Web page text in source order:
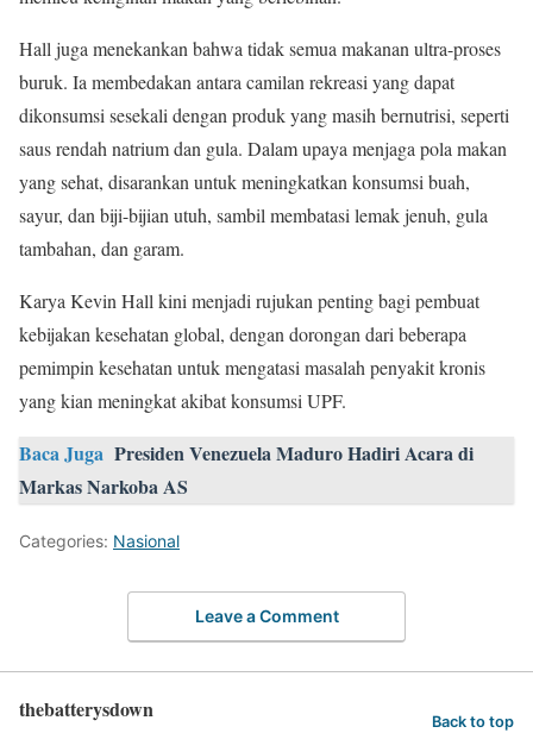
Hall juga menekankan bahwa tidak semua makanan ultra-proses
buruk. Ia membedakan antara camilan rekreasi yang dapat
dikonsumsi sesekali dengan produk yang masih bernutrisi, seperti
saus rendah natrium dan gula. Dalam upaya menjaga pola makan
yang sehat, disarankan untuk meningkatkan konsumsi buah,
sayur, dan biji-bijian utuh, sambil membatasi lemak jenuh, gula
tambahan, dan garam.
Karya Kevin Hall kini menjadi rujukan penting bagi pembuat
kebijakan kesehatan global, dengan dorongan dari beberapa
pemimpin kesehatan untuk mengatasi masalah penyakit kronis
yang kian meningkat akibat konsumsi UPF.
Baca Juga Presiden Venezuela Maduro Hadiri Acara di
Markas Narkoba AS
Categories: Nasional
Leave a Comment
thebatterysdown Back to top